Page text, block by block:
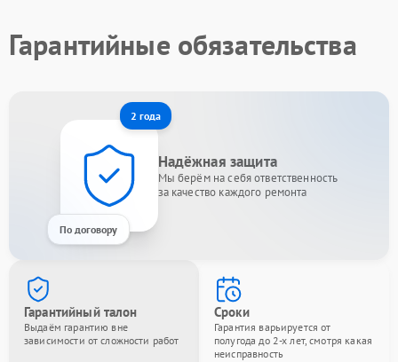
Гарантийные обязательства
2 года
По договору
Надёжная защита
Мы берём на себя ответственность
за качество каждого ремонта
Гарантийный талон
Выдаём гарантию вне
зависимости от сложности работ
Сроки
Гарантия варьируется от
полугода до 2-х лет, смотря какая
неисправность